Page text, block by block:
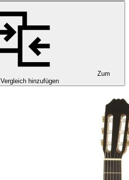
Zum
Vergleich hinzufügen